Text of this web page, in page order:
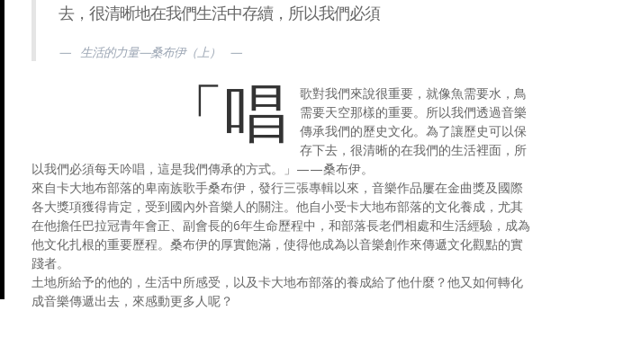
去，很清晰地在我們生活中存續，所以我們必須
生活的力量—桑布伊（上）
「唱
歌對我們來說很重要，就像魚需要水，鳥
需要天空那樣的重要。所以我們透過音樂
傳承我們的歷史文化。為了讓歷史可以保
存下去，很清晰的在我們的生活裡面，所
以我們必須每天吟唱，這是我們傳承的方式。」——桑布伊。
來自卡大地布部落的卑南族歌手桑布伊，發行三張專輯以來，音樂作品屢在金曲獎及國際
各大獎項獲得肯定，受到國內外音樂人的關注。他自小受卡大地布部落的文化養成，尤其
在他擔任巴拉冠青年會正、副會長的6年生命歷程中，和部落長老們相處和生活經驗，成為
他文化扎根的重要歷程。桑布伊的厚實飽滿，使得他成為以音樂創作來傳遞文化觀點的實
踐者。
土地所給予的他的，生活中所感受，以及卡大地布部落的養成給了他什麼？他又如何轉化
成音樂傳遞出去，來感動更多人呢？